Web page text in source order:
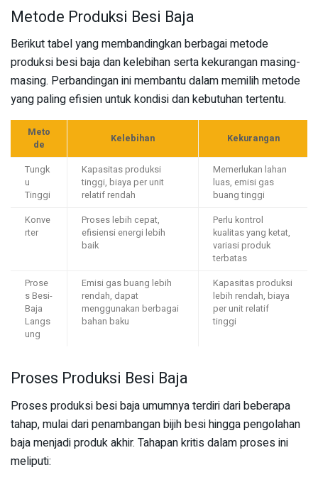
Metode Produksi Besi Baja
Berikut tabel yang membandingkan berbagai metode
produksi besi baja dan kelebihan serta kekurangan masing-
masing. Perbandingan ini membantu dalam memilih metode
yang paling efisien untuk kondisi dan kebutuhan tertentu.
Meto
de
Kelebihan Kekurangan
Tungk
u
Tinggi
Kapasitas produksi
tinggi, biaya per unit
relatif rendah
Memerlukan lahan
luas, emisi gas
buang tinggi
Konve
rter
Proses lebih cepat,
efisiensi energi lebih
baik
Perlu kontrol
kualitas yang ketat,
variasi produk
terbatas
Prose
s Besi-
Baja
Langs
ung
Emisi gas buang lebih
rendah, dapat
menggunakan berbagai
bahan baku
Kapasitas produksi
lebih rendah, biaya
per unit relatif
tinggi
Proses Produksi Besi Baja
Proses produksi besi baja umumnya terdiri dari beberapa
tahap, mulai dari penambangan bijih besi hingga pengolahan
baja menjadi produk akhir. Tahapan kritis dalam proses ini
meliputi: